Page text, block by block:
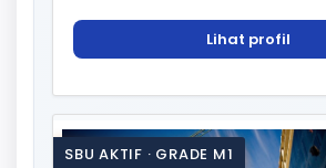
Lihat profil
SBU AKTIF · GRADE M1